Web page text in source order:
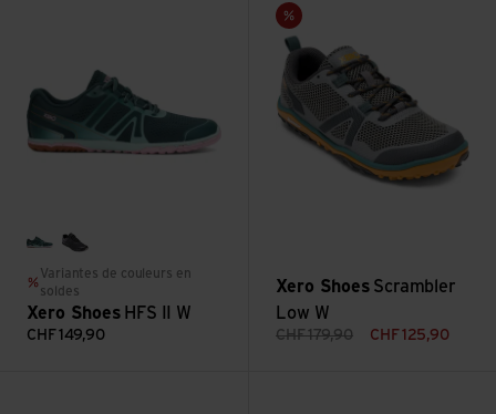
sea moss/pink-a-boo
black/frost gray
Variantes de couleurs en
soldes
Xero Shoes HFS II W
CHF149,90
Vente
Xero Shoes Scrambler
Low W
CHF179,90 CHF125,90